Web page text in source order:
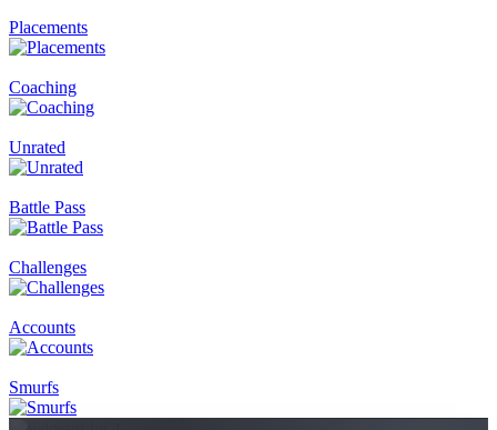
Placements
Coaching
Unrated
Battle Pass
Challenges
Accounts
Smurfs